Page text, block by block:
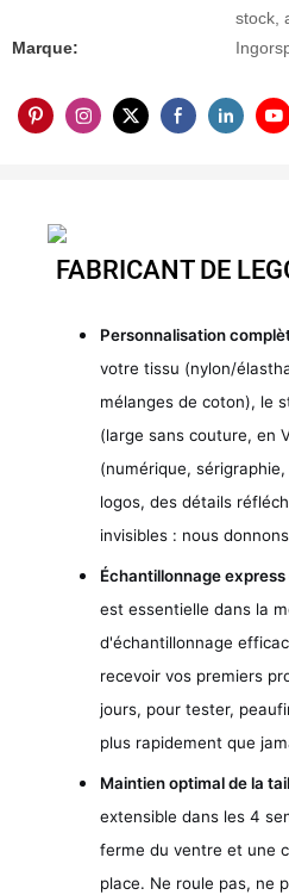
stock,
Marque:
FABRICANT DE
Personnalisation
votre tissu (nylon/
mélanges de coton), le
(large sans couture, en
(numérique,
logos, des détails
invisibles : nous
Échantillonnage express
est essentielle dans la
d'échantillonnage
recevoir vos premiers
jours, pour tester,
plus rapidement que
Maintien optimal de la
extensible dans les 4
ferme du ventre et une
place. Ne roule pas, ne